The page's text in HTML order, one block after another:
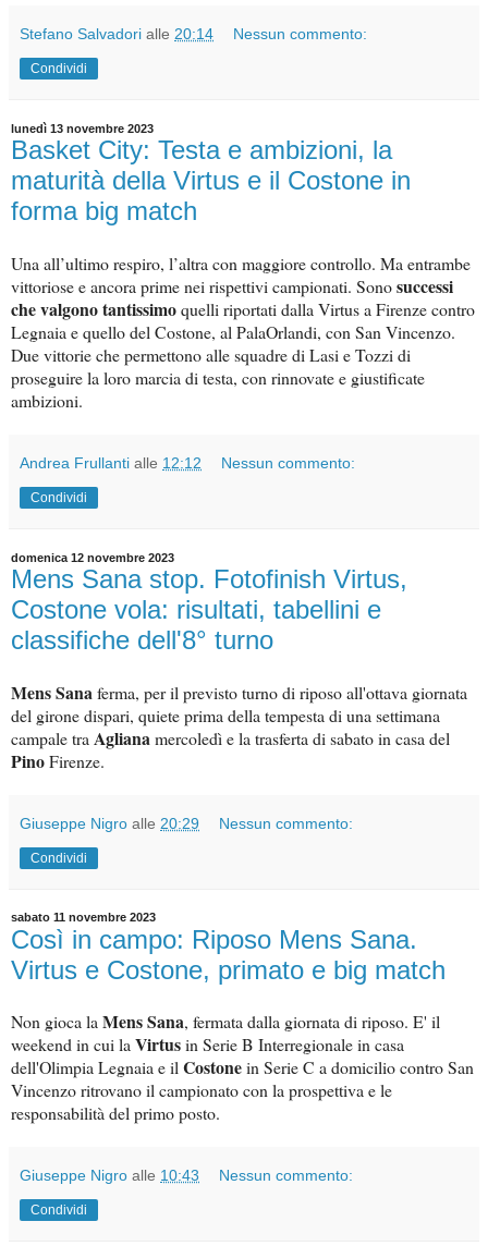
Stefano Salvadori alle 20:14 Nessun commento:
Condividi
lunedì 13 novembre 2023
Basket City: Testa e ambizioni, la
maturità della Virtus e il Costone in
forma big match
Una all’ultimo respiro, l’altra con maggiore controllo. Ma entrambe
vittoriose e ancora prime nei rispettivi campionati. Sonosuccessi
che valgono tantissimoquelli riportati dalla Virtus a Firenze contro
Legnaia e quello del Costone, al PalaOrlandi, con San Vincenzo.
Due vittorie che permettono alle squadre di Lasi e Tozzi di
proseguire la loro marcia di testa, con rinnovate e giustificate
ambizioni.
Andrea Frullanti alle 12:12 Nessun commento:
Condividi
domenica 12 novembre 2023
Mens Sana stop. Fotofinish Virtus,
Costone vola: risultati, tabellini e
classifiche dell'8° turno
Mens Sana ferma, per il previsto turno di riposo all'ottava giornata
del girone dispari, quiete prima della tempesta di una settimana
campale tra Agliana mercoledì e la trasferta di sabato in casa del
PinoFirenze.
Giuseppe Nigro alle 20:29 Nessun commento:
Condividi
sabato 11 novembre 2023
Così in campo: Riposo Mens Sana.
Virtus e Costone, primato e big match
Non gioca laMens Sana, fermata dalla giornata di riposo. E' il
weekend in cui laVirtusin Serie B Interregionale in casa
dell'Olimpia Legnaia e ilCostonein Serie C a domicilio contro San
Vincenzo ritrovano il campionato con la prospettiva e le
responsabilità del primo posto.
Giuseppe Nigro alle 10:43 Nessun commento:
Condividi